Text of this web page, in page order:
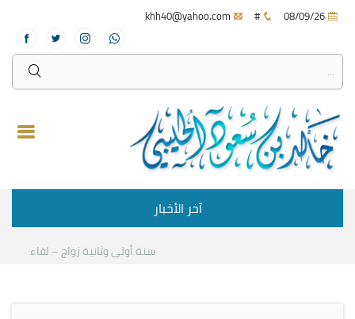
#
آخر الأخبار
سنة أولى وثانية زواج – لقاء مع